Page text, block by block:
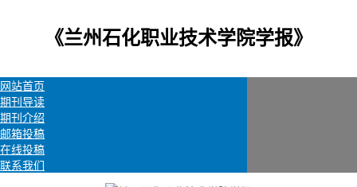
《兰州石化职业技术学院学报》
网站首页
期刊导读
期刊介绍
邮箱投稿
在线投稿
联系我们